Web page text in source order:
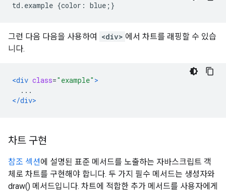
td . example {color : blue ;}
그런 다음 다음을 사용하여 <div> 에서 차트를 래핑할 수 있습
니다.
<div class="example" >
...
</div>
차트 구현
참조 섹션에 설명된 표준 메서드를 노출하는 자바스크립트 객
체로 차트를 구현해야 합니다. 두 가지 필수 메서드는 생성자와
draw() 메서드입니다. 차트에 적합한 추가 메서드를 사용자에게